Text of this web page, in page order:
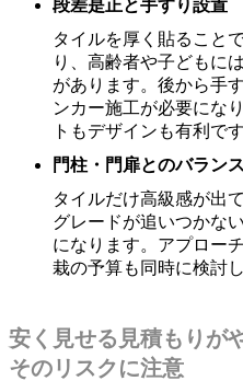
段差是正と手すり設置
タイルを厚く貼ること
り、高齢者や子どもに
があります。後から手
ンカー施工が必要にな
トもデザインも有利です
門柱・門扉とのバラン
タイルだけ高級感が出
グレードが追いつかな
になります。アプロー
栽の予算も同時に検討
安く見せる見積もりが
そのリスクに注意